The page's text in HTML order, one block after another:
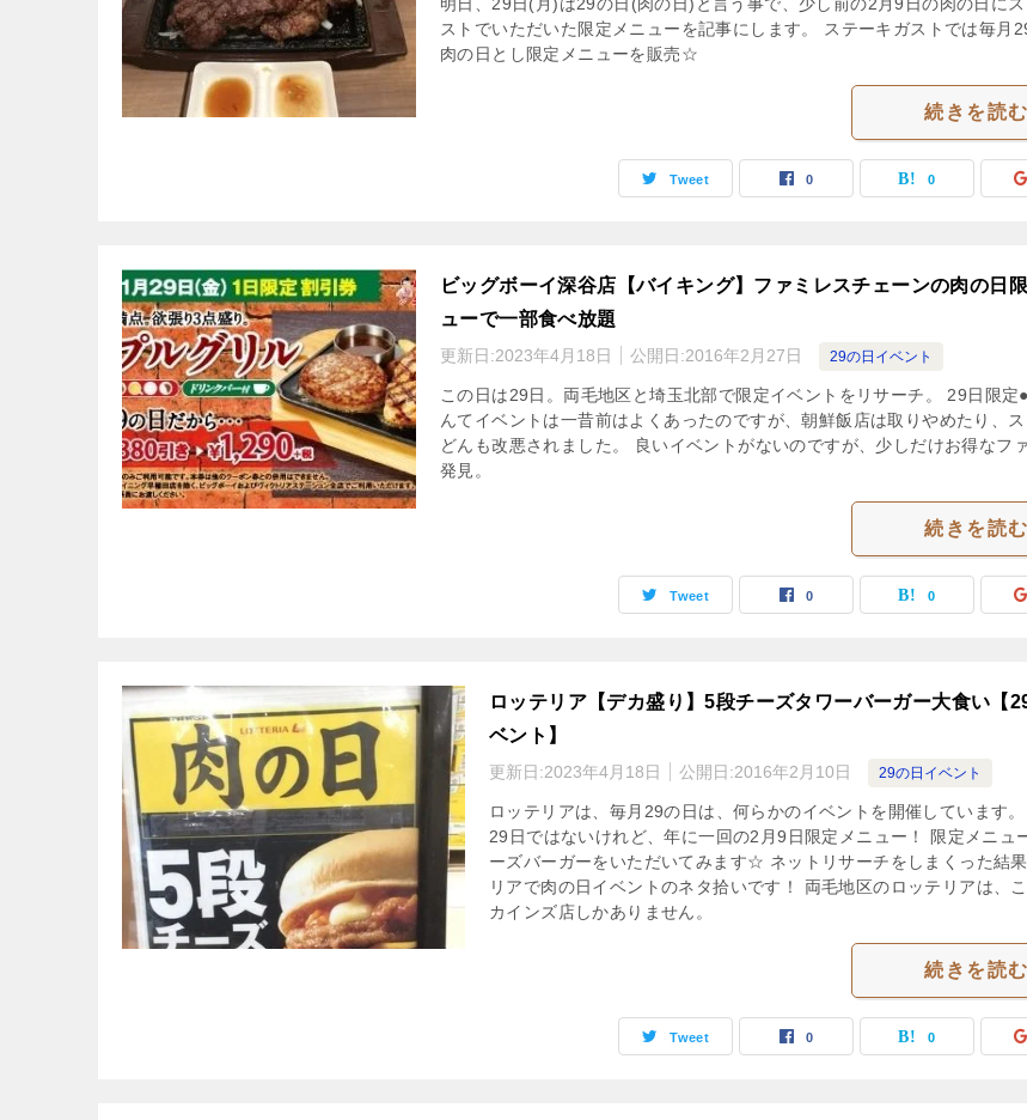
ストでいただいた限定メニューを記事にします。 ステーキガストでは毎月
肉の日とし限定メニューを販売☆
続きを読む
Tweet 0 0
ビッグボーイ深谷店【バイキング】ファミレスチェーンの肉の日
ューで一部食べ放題
更新日:2023年4月18日 公開日:2016年2月27日 29の日イベント
この日は29日。両毛地区と埼玉北部で限定イベントをリサーチ。 29日限定
んてイベントは一昔前はよくあったのですが、朝鮮飯店は取りやめたり、
どんも改悪されました。 良いイベントがないのですが、少しだけお得なフ
発見。
続きを読む
Tweet 0 0
ロッテリア【デカ盛り】5段チーズタワーバーガー大食い【
ベント】
更新日:2023年4月18日 公開日:2016年2月10日 29の日イベント
ロッテリアは、毎月29の日は、何らかのイベントを開催しています
29日ではないけれど、年に一回の2月9日限定メニュー！ 限定メニュ
ーズバーガーをいただいてみます☆ ネットリサーチをしまくった結
リアで肉の日イベントのネタ拾いです！ 両毛地区のロッテリアは、
カインズ店しかありません。
続きを読む
Tweet 0 0